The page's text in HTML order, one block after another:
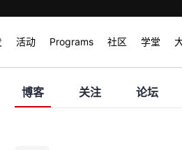
活动 Programs 社区 学堂
博客 关注 论坛